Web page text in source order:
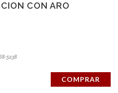
CON ARO
5238
COMPRAR